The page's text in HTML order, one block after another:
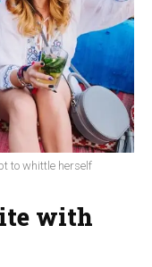
to whittle herself
with